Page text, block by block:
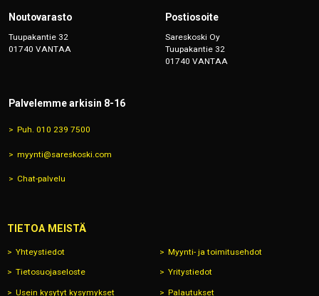
Noutovarasto
Tuupakantie 32
01740 VANTAA
Postiosoite
Sareskoski Oy
Tuupakantie 32
01740 VANTAA
Palvelemme arkisin 8-16
Puh. 010 239 7500
myynti@sareskoski.com
Chat-palvelu
TIETOA MEISTÄ
Yhteystiedot Myynti- ja toimitusehdot
Tietosuojaseloste Yritystiedot
Usein kysytyt kysymykset Palautukset